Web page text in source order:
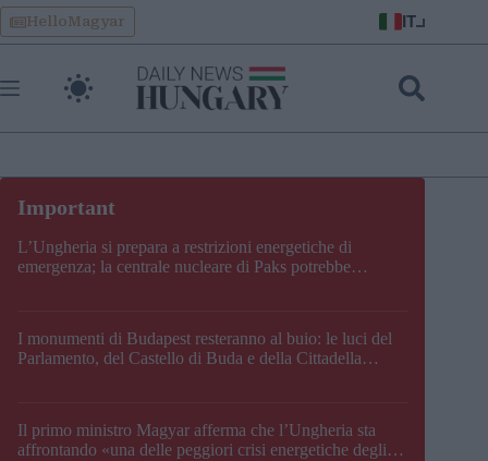
Skip
to
content
HelloMagyar IT
L’Ungheria si prepara a restrizioni energetiche di
emergenza; la centrale nucleare di Paks potrebbe
I monumenti di Budapest resteranno al buio: le luci del
Parlamento, del Castello di Buda e della Cittadella
Il primo ministro Magyar afferma che l’Ungheria sta
affrontando «una delle peggiori crisi energetiche degli